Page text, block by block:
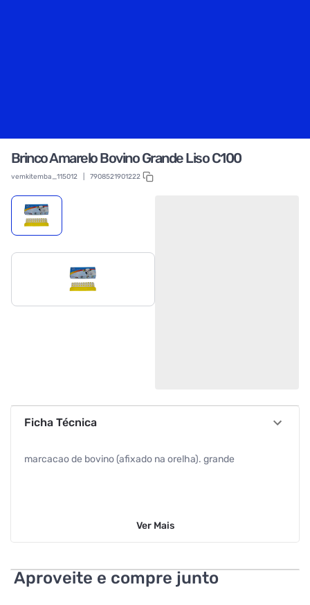
Brinco Amarelo Bovino Grande Liso C100
vemkitemba_115012 7908521901222
Ficha Técnica
marcacao de bovino (afixado na orelha). grande
Ver Mais
Aproveite e compre junto